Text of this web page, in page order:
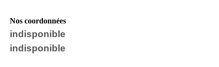
Nos coordonnées
indisponible
indisponible